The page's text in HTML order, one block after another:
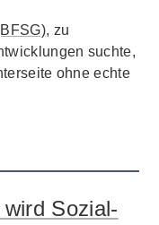
, zu
suchte,
ohne echte
Sozial-